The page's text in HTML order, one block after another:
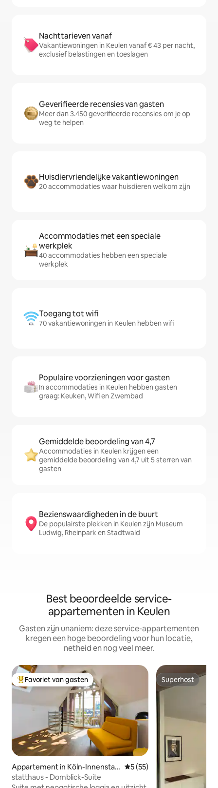
Nachttarieven vanaf
Vakantiewoningen in Keulen vanaf € 43 per nacht,
exclusief belastingen en toeslagen
Geverifieerde recensies van gasten
Meer dan 3.450 geverifieerde recensies om je op
weg te helpen
Huisdiervriendelijke vakantiewoningen
20 accommodaties waar huisdieren welkom zijn
Accommodaties met een speciale
werkplek
40 accommodaties hebben een speciale
werkplek
Toegang tot wifi
70 vakantiewoningen in Keulen hebben wifi
Populaire voorzieningen voor gasten
In accommodaties in Keulen hebben gasten
graag: Keuken, Wifi en Zwembad
Gemiddelde beoordeling van 4,7
Accommodaties in Keulen krijgen een
gemiddelde beoordeling van 4,7 uit 5 sterren van
gasten
Bezienswaardigheden in de buurt
De populairste plekken in Keulen zijn Museum
Ludwig, Rheinpark en Stadtwald
Best beoordeelde service-
appartementen in Keulen
Gasten zijn unaniem: deze service-appartementen
kregen een hoge beoordeling voor hun locatie,
netheid en nog veel meer.
Topfavoriet van gasten
Favoriet van gasten
Appartement in Köln-Innenstad
t
Gemiddelde beoordeling
5 (55)
statthaus - Domblick-Suite
Superhost
Superhost